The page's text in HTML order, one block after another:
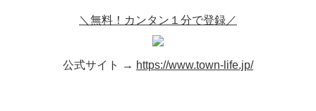
＼無料！カンタン１分で登録／
公式サイト → https://www.town-life.jp/